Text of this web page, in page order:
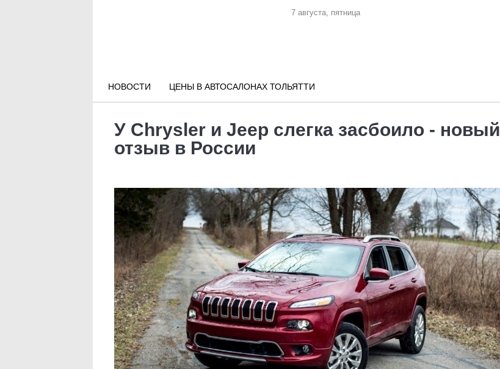
7 августа, пятница
НОВОСТИ ЦЕНЫ В АВТОСАЛОНАХ ТОЛЬЯТТИ
У Chrysler и Jeep слегка засбоило - новый
отзыв в России